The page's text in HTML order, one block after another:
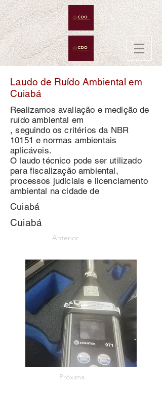
Laudo de Ruído Ambiental em
Cuiabá
Realizamos avaliação e medição de
ruído ambiental em
, seguindo os critérios da NBR
10151 e normas ambientais
aplicáveis.
O laudo técnico pode ser utilizado
para fiscalização ambiental,
processos judiciais e licenciamento
ambiental na cidade de
Cuiabá
Cuiabá
Anterior
Próxima